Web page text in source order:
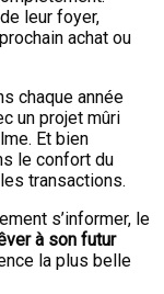
leur foyer,
achat ou
chaque année
un projet mûri
Et bien
le confort du
transactions.
s’informer, le
à son futur
la plus belle